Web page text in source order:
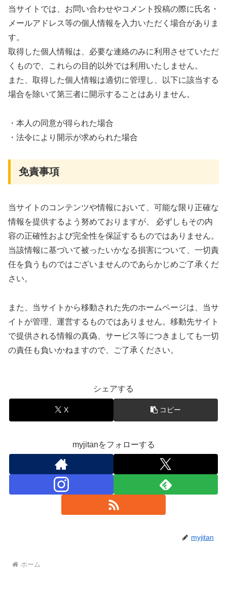
当サイトでは、お問い合わせやコメント投稿の際に氏名・
メールアドレス等の個人情報を入力いただく場合がありま
す。
取得した個人情報は、必要な連絡のみに利用させていただ
くもので、これらの目的以外では利用いたしません。
また、取得した個人情報は適切に管理し、以下に該当する
場合を除いて第三者に開示することはありません。
・本人の同意が得られた場合
・法令により開示が求められた場合
免責事項
当サイトのコンテンツや情報において、可能な限り正確な
情報を提供するよう努めておりますが、 必ずしもその内
容の正確性および完全性を保証するものではありません。
当該情報に基づいて被ったいかなる損害について、一切責
任を負うものではございませんのであらかじめご了承くだ
さい。
また、当サイトから移動された先のホームページは、当サ
イトが管理、運営するものではありません。移動先サイト
で提供される情報の真偽、サービス等につきましても一切
の責任も負いかねますので、ご了承ください。
シェアする
X コピー
myjitanをフォローする
myjitan
ホーム